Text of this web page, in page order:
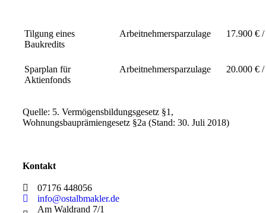
Tilgung eines
Baukredits
Arbeitnehmersparzulage 17.900 €
Sparplan für
Aktienfonds
Arbeitnehmersparzulage 20.000 €
Quelle: 5. Vermögensbildungsgesetz §1,
Wohnungsbauprämiengesetz §2a (Stand: 30. Juli 2018)
Kontakt
07176 448056
info@ostalbmakler.de
Am Waldrand 7/1